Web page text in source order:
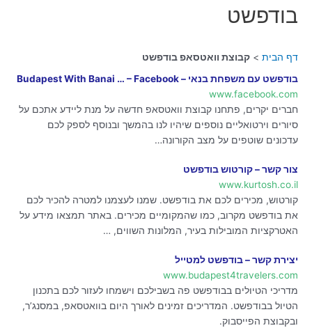
בודפשט
דף הבית
קבוצת וואטסאפ בודפשט
בודפשט עם משפחת בנאי – Budapest With Banai … – Facebook
www.facebook.com
חברים יקרים, פתחנו קבוצת וואטסאפ חדשה על מנת ליידע אתכם על
סיורים וירטואליים נוספים שיהיו לנו בהמשך ובנוסף לספק לכם
עדכונים שוטפים על מצב הקורונה…
צור קשר – קורטוש בודפשט
www.kurtosh.co.il
קורטוש, מכירים לכם את בודפשט. שמנו לעצמנו למטרה להכיר לכם
את בודפשט מקרוב, כמו שהמקומיים מכירים. באתר תמצאו מידע על
האטרקציות המובילות בעיר, המלונות השווים, …
יצירת קשר – בודפשט למטייל
www.budapest4travelers.com
מדריכי הטיולים בבודפשט פה בשבילכם וישמחו לעזור לכם בתכנון
הטיול בבודפשט. המדריכים זמינים לאורך היום בוואטסאפ, במסנג’ר,
ובקבוצת הפייסבוק.